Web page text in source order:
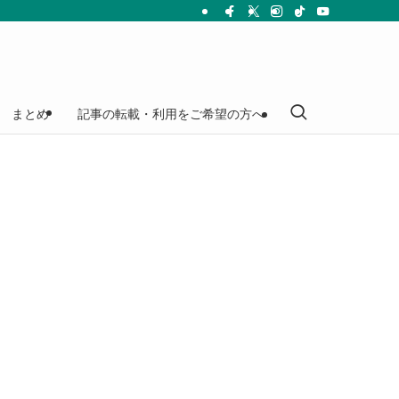
まとめ 記事の転載・利用をご希望の方へ